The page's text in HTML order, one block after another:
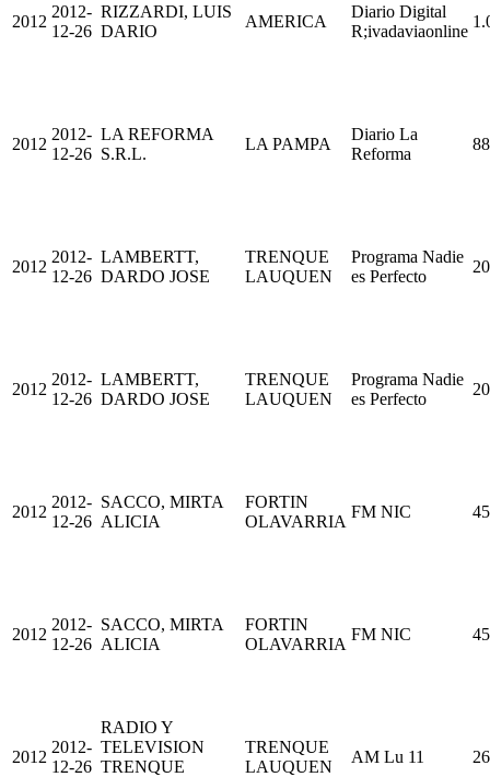
2012
2012-
12-26
RIZZARDI, LUIS
DARIO
AMERICA
Diario Digital
R;ivadaviaonline
2012
2012-
12-26
LA REFORMA
S.R.L.
LA PAMPA
Diario La
Reforma
2012
2012-
12-26
LAMBERTT,
DARDO JOSE
TRENQUE
LAUQUEN
Programa Nadie
es Perfecto
2012
2012-
12-26
LAMBERTT,
DARDO JOSE
TRENQUE
LAUQUEN
Programa Nadie
es Perfecto
2012
2012-
12-26
SACCO, MIRTA
ALICIA
FORTIN
OLAVARRIA
FM NIC
2012
2012-
12-26
SACCO, MIRTA
ALICIA
FORTIN
OLAVARRIA
FM NIC
2012
2012-
12-26
RADIO Y
TELEVISION
TRENQUE
TRENQUE
LAUQUEN
AM Lu 11